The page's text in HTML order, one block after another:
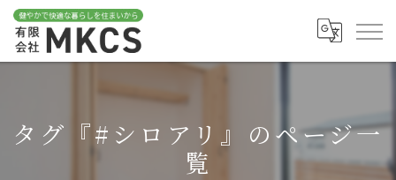
タグ『#シロアリ』のページ一
覧